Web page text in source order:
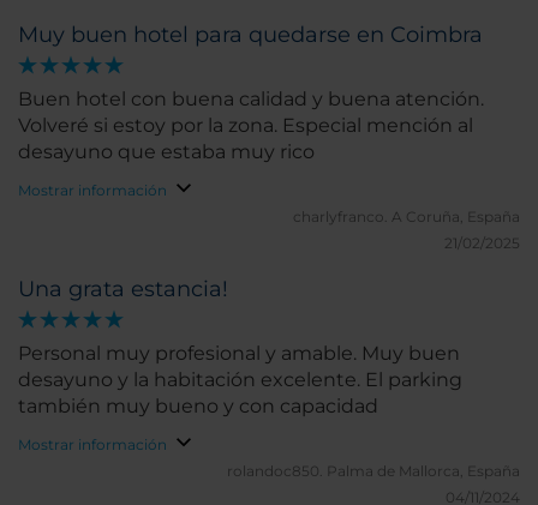
Muy buen hotel para quedarse en Coimbra
Buen hotel con buena calidad y buena atención.
Volveré si estoy por la zona. Especial mención al
desayuno que estaba muy rico
Mostrar información
charlyfranco. A Coruña, España
21/02/2025
Una grata estancia!
Personal muy profesional y amable. Muy buen
desayuno y la habitación excelente. El parking
también muy bueno y con capacidad
Mostrar información
rolandoc850.
Palma de Mallorca, España
04/11/2024